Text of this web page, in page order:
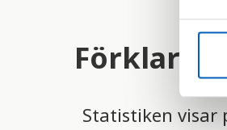
t
e
l
Förklaring
Statistiken visar